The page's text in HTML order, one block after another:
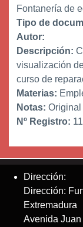
Fontanería de
Tipo de
Autor:
Descripción:
visualización
curso de
Materias:
Notas: Original
Nº Registro:
Dirección:
Dirección:
Extremadura
Avenida Juan